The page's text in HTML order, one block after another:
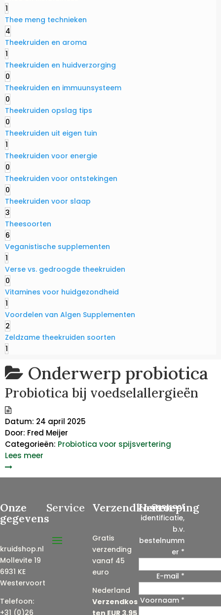
1
Thee meng technieken
4
Theekruiden en aroma
1
Theekruiden en huidverzorging
0
Theekruiden en immuunsysteem
0
Theekruiden opslag tips
0
Theekruiden uit eigen tuin
1
Theekruiden voor energie
0
Theekruiden voor ontstekingen
0
Theekruiden voor slaap
3
Theesoorten
6
Veganistische supplementen
1
Verse vs. gedroogde theekruiden
0
Vitamines voor huidgezondheid
1
Voordelen van Algen Supplementen
2
Zeldzame theekruiden soorten
1
Onderwerp probiotica
Probiotica bij voedselallergieën
Datum: 24 april 2025
Door: Fred Meijer
Categorieën: Probiotica voor spijsvertering
Lees meer
Onze
gegevens
kruidshop.nl
Mollevite 19
6931 KE
Westervoort
Telefoon:
+31 (0)26
Service Verzendkosten
Gratis
verzending
vanaf 45
euro
Nederland
Verzendkos
ten EUR 3,95
Herroeping
Contract
identificatie,
b.v.
bestelnumm
er *
E-mail *
Voornaam *